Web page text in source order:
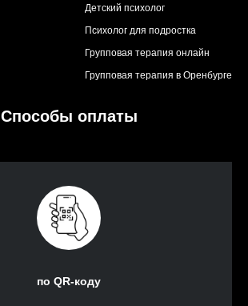
Детский психолог
Психолог для подростка
Групповая терапия онлайн
Групповая терапия в Оренбурге
Способы оплаты
по QR-коду